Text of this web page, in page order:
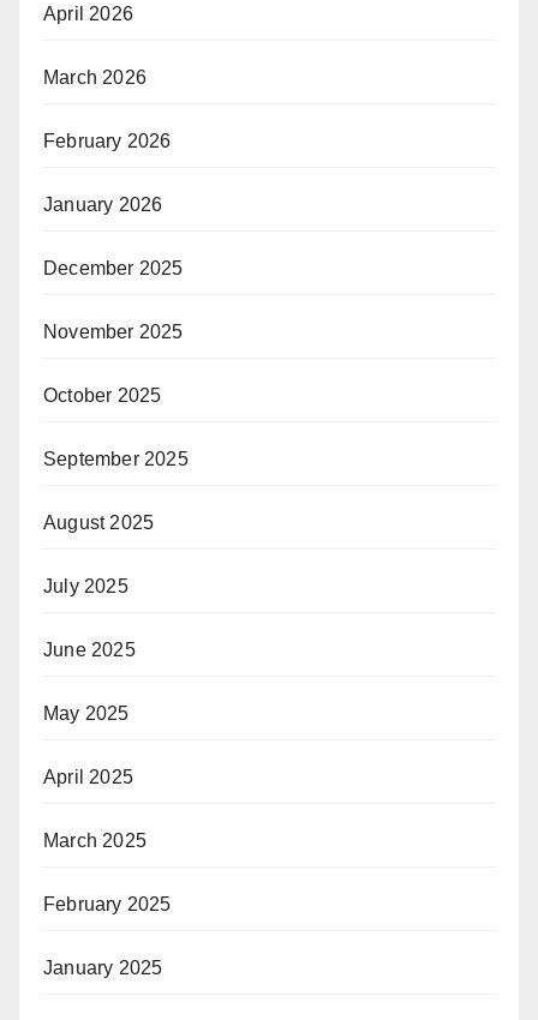
April 2026
March 2026
February 2026
January 2026
December 2025
November 2025
October 2025
September 2025
August 2025
July 2025
June 2025
May 2025
April 2025
March 2025
February 2025
January 2025